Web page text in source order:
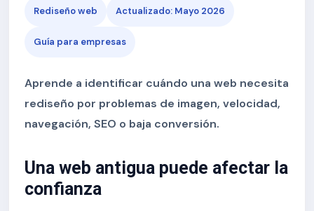
Rediseño web Actualizado: Mayo 2026
Guía para empresas
Aprende a identificar cuándo una web necesita
rediseño por problemas de imagen, velocidad,
navegación, SEO o baja conversión.
Una web antigua puede afectar la
confianza